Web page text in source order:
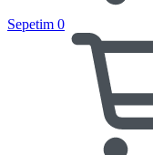
Sepetim 0